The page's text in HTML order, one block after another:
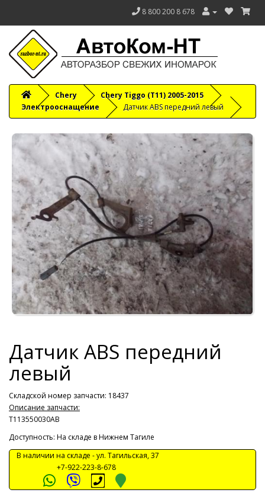
8 800 200 8 678
Chery
Chery Tiggo (T11) 2005-2015
Электрооснащение
Датчик ABS передний левый
Датчик ABS передний
левый
Складской номер запчасти: 18437
Описание запчасти:
T113550030AB
Доступность: На складе в Нижнем Тагиле
В наличии на складе -ул. Тагильская, 37
+7-922-223-8-678